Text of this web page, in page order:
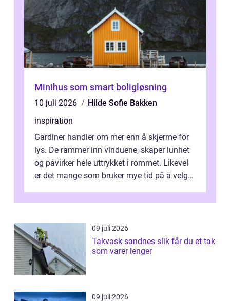
Minihus som smart boligløsning
10 juli 2026
Hilde Sofie Bakken
inspiration
Gardiner handler om mer enn å skjerme for
lys. De rammer inn vinduene, skaper lunhet
og påvirker hele uttrykket i rommet. Likevel
er det mange som bruker mye tid på å velge
09 juli 2026
Takvask sandnes slik får du et tak
som varer lenger
09 juli 2026